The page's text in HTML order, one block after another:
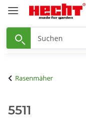
Rasenmäher
5511